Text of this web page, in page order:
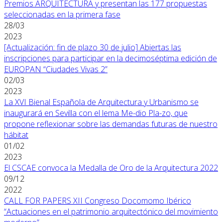
Premios ARQUITECTURA y presentan las 177 propuestas
seleccionadas en la primera fase
28/03
2023
[Actualización: fin de plazo 30 de julio] Abiertas las
inscripciones para participar en la decimoséptima edición de
EUROPAN “Ciudades Vivas 2”
02/03
2023
La XVI Bienal Española de Arquitectura y Urbanismo se
inaugurará en Sevilla con el lema Me-dio Pla-zo, que
propone reflexionar sobre las demandas futuras de nuestro
hábitat
01/02
2023
El CSCAE convoca la Medalla de Oro de la Arquitectura 2022
09/12
2022
CALL FOR PAPERS XII Congreso Docomomo Ibérico
“Actuaciones en el patrimonio arquitectónico del movimiento